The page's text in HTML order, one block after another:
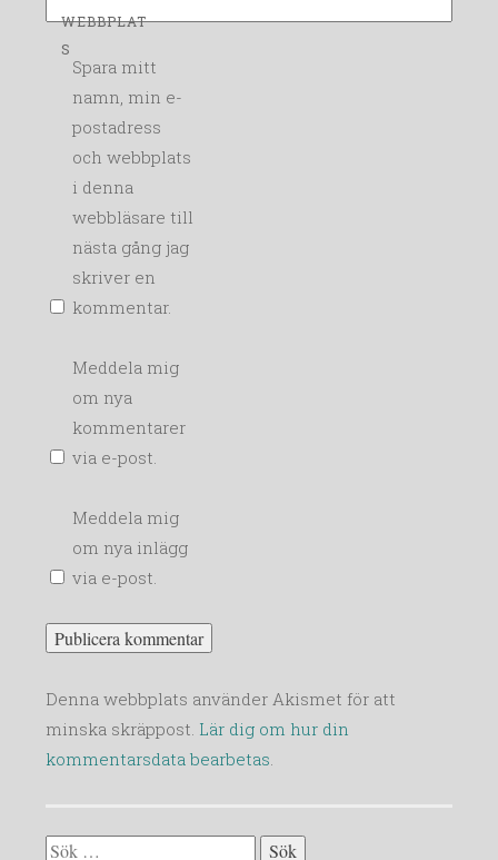
SS*
WEBBPLAT
S
Spara mitt
namn, min e-
postadress
och webbplats
i denna
webbläsare till
nästa gång jag
skriver en
kommentar.
Meddela mig
om nya
kommentarer
via e-post.
Meddela mig
om nya inlägg
via e-post.
Denna webbplats använder Akismet för att
minska skräppost. Lär dig om hur din
kommentarsdata bearbetas.
Sök